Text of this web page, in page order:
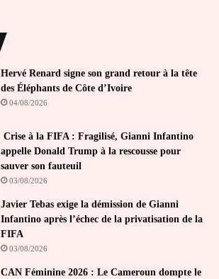
Hervé Renard signe son grand retour à la tête
des Éléphants de Côte d’Ivoire
04/08/2026
Crise à la FIFA : Fragilisé, Gianni Infantino
appelle Donald Trump à la rescousse pour
sauver son fauteuil
03/08/2026
Javier Tebas exige la démission de Gianni
Infantino après l’échec de la privatisation de la
FIFA
03/08/2026
CAN Féminine 2026 : Le Cameroun dompte le